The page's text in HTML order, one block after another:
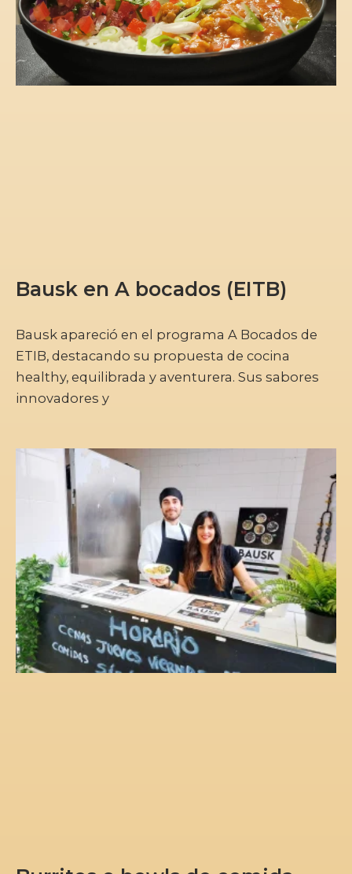
Bausk en A bocados (EITB)
Bausk apareció en el programa A Bocados de
ETIB, destacando su propuesta de cocina
healthy, equilibrada y aventurera. Sus sabores
innovadores y